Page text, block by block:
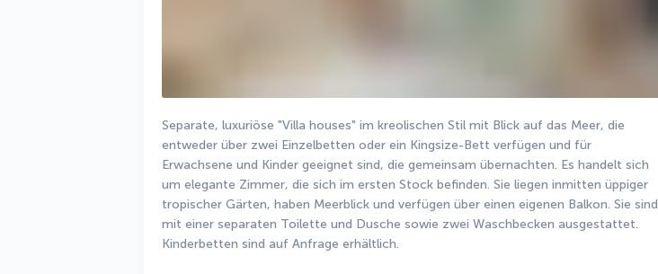
Separate, luxuriöse "Villa houses" im kreolischen Stil mit Blick auf das Meer, die
entweder über zwei Einzelbetten oder ein Kingsize-Bett verfügen und für
Erwachsene und Kinder geeignet sind, die gemeinsam übernachten. Es handelt sich
um elegante Zimmer, die sich im ersten Stock befinden. Sie liegen inmitten üppiger
tropischer Gärten, haben Meerblick und verfügen über einen eigenen Balkon. Sie sind
mit einer separaten Toilette und Dusche sowie zwei Waschbecken ausgestattet.
Kinderbetten sind auf Anfrage erhältlich.